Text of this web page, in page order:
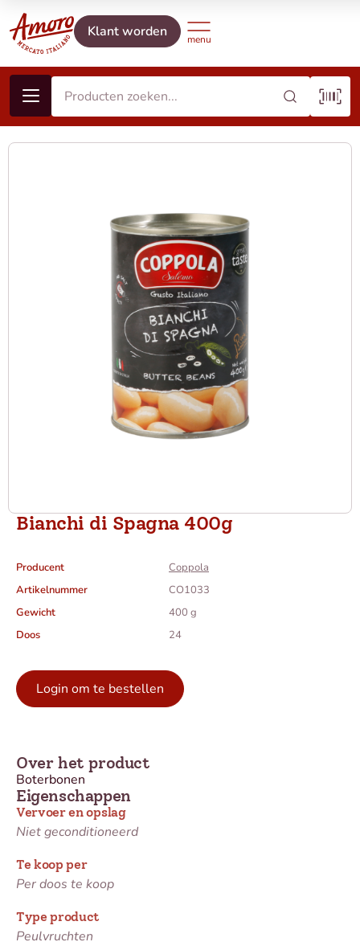
Klant worden
Bianchi di Spagna 400g
Producent
Coppola
Artikelnummer
CO1033
Gewicht
400 g
Doos
24
Login om te bestellen
Eigenschappen
Vervoer en opslag
Niet geconditioneerd
Te koop per
Per doos te koop
Type product
Peulvruchten
Over het product
Boterbonen